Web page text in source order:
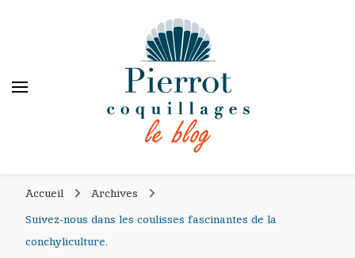
PIERROT COQUILLAGES
Accueil
Archives
Suivez-nous dans les coulisses fascinantes de la
conchyliculture.